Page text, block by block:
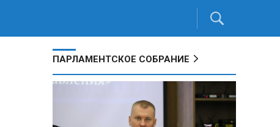
ПАРЛАМЕНТСКОЕ СОБРАНИЕ